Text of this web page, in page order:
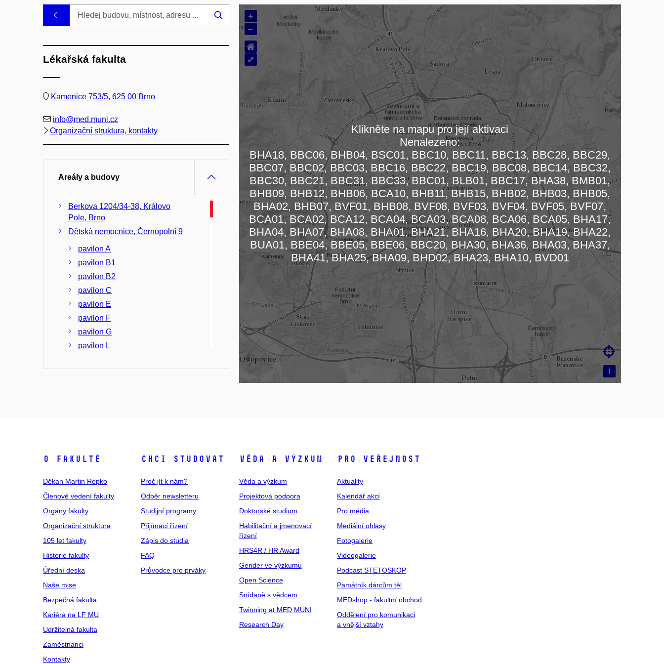
Načítám mapu…
+
–
i

⌂
⤢
Klikněte na mapu pro její aktivaci
Nenalezeno:
BHA18, BBC06, BHB04, BSC01, BBC10, BBC11, BBC13, BBC28, BBC29,
BBC07, BBC02, BBC03, BBC16, BBC22, BBC19, BBC08, BBC14, BBC32,
BBC30, BBC21, BBC31, BBC33, BBC01, BLB01, BBC17, BHA38, BMB01,
BHB09, BHB12, BHB06, BCA10, BHB11, BHB15, BHB02, BHB03, BHB05,
BHA02, BHB07, BVF01, BHB08, BVF08, BVF03, BVF04, BVF05, BVF07,
BCA01, BCA02, BCA12, BCA04, BCA03, BCA08, BCA06, BCA05, BHA17,
BHA04, BHA07, BHA08, BHA01, BHA21, BHA16, BHA20, BHA19, BHA22,
BUA01, BBE04, BBE05, BBE06, BBC20, BHA30, BHA36, BHA03, BHA37,
BHA41, BHA25, BHA09, BHD02, BHA23, BHA10, BVD01
Hledej
Lékařská fakulta
Kamenice 753/5, 625 00 Brno
info@med.muni.cz
Organizační struktura, kontakty
Areály a budovy
Berkova 1204/34-38, Královo
Pole, Brno
Dětská nemocnice, Černopolní 9
pavilon A
pavilon B1
pavilon B2
pavilon C
pavilon E
pavilon F
pavilon G
pavilon L
pavilon G
pavilon I1
pavilon I2
pavilon L
pavilon X
pavilon Z
Fakultní nemocnice u sv. Anny,
Pekařská 53
pavilon A1
pavilon A2
pavilon A3
pavilon A4
O fakultě
Děkan Martin Repko
Členové vedení fakulty
Orgány fakulty
Organizační struktura
105 let fakulty
Historie fakulty
Úřední deska
Naše mise
Bezpečná fakulta
Kariéra na LF MU
Udržitelná fakulta
Zaměstnanci
Kontakty
Chci studovat
Proč jít k nám?
Odběr newsletteru
Studijní programy
Přijímací řízení
Zápis do studia
FAQ
Průvodce pro prváky
Věda a výzkum
Věda a výzkum
Projektová podpora
Doktorské studium
Habilitační a jmenovací
řízení
HRS4R / HR Award
Gender ve výzkumu
Open Science
Snídaně s vědcem
Twinning at MED MUNI
Research Day
Pro veřejnost
Aktuality
Kalendář akcí
Pro média
Mediální ohlasy
Fotogalerie
Videogalerie
Podcast STETOSKOP
Památník dárcům těl
MEDshop - fakultní obchod
Oddělení pro komunikaci
a vnější vztahy